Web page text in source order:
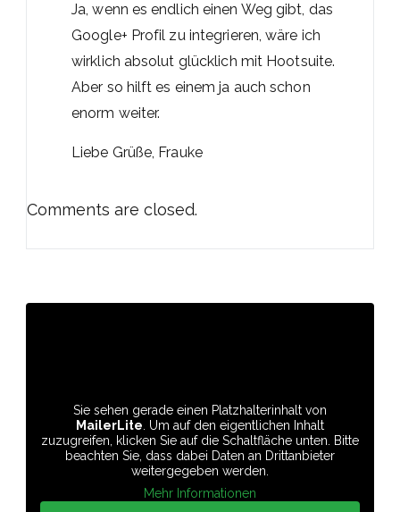
Ja, wenn es endlich einen Weg gibt, das
Google+ Profil zu integrieren, wäre ich
wirklich absolut glücklich mit Hootsuite.
Aber so hilft es einem ja auch schon
enorm weiter.
Liebe Grüße, Frauke
Comments are closed.
Sie sehen gerade einen Platzhalterinhalt von
MailerLite. Um auf den eigentlichen Inhalt
zuzugreifen, klicken Sie auf die Schaltfläche unten. Bitte
beachten Sie, dass dabei Daten an Drittanbieter
weitergegeben werden.
Mehr Informationen